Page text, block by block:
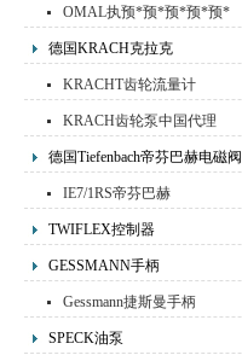
OMAL执预*预*预*预*预*
预先进行器,OMAL阀门
德国KRACH克拉克
KRACHT齿轮流量计
KRACH齿轮泵中国代理
德国Tiefenbach帝芬巴赫电磁阀
IE7/1RS帝芬巴赫
TWIFLEX控制器
GESSMANN手柄
Gessmann捷斯曼手柄
SPECK油泵